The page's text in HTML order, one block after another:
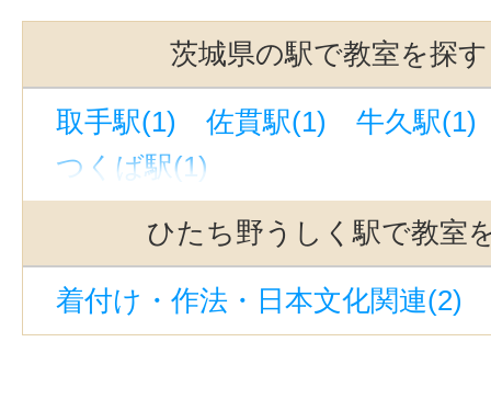
茨城県の駅で教室を探す
取手駅(1) 佐貫駅(1)
牛久駅(1)
つくば駅(1)
ひたち野うしく駅で教室
着付け・作法・日本文化関連(2)